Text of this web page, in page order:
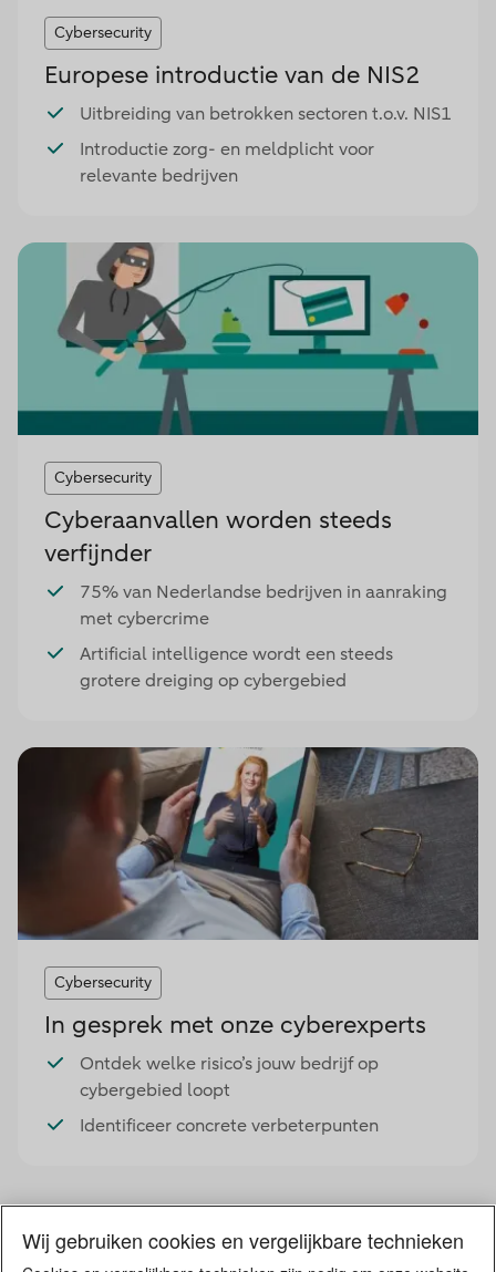
Cybersecurity
Europese introductie van de NIS2
Uitbreiding van betrokken sectoren t.o.v. NIS1
Introductie zorg- en meldplicht voor
relevante bedrijven
Cybersecurity
Cyberaanvallen worden steeds
verfijnder
75% van Nederlandse bedrijven in aanraking
met cybercrime
Artificial intelligence wordt een steeds
grotere dreiging op cybergebied
Cybersecurity
In gesprek met onze cyberexperts
Ontdek welke risico’s jouw bedrijf op
cybergebied loopt
Identificeer concrete verbeterpunten
Wij gebruiken cookies en vergelijkbare technieken